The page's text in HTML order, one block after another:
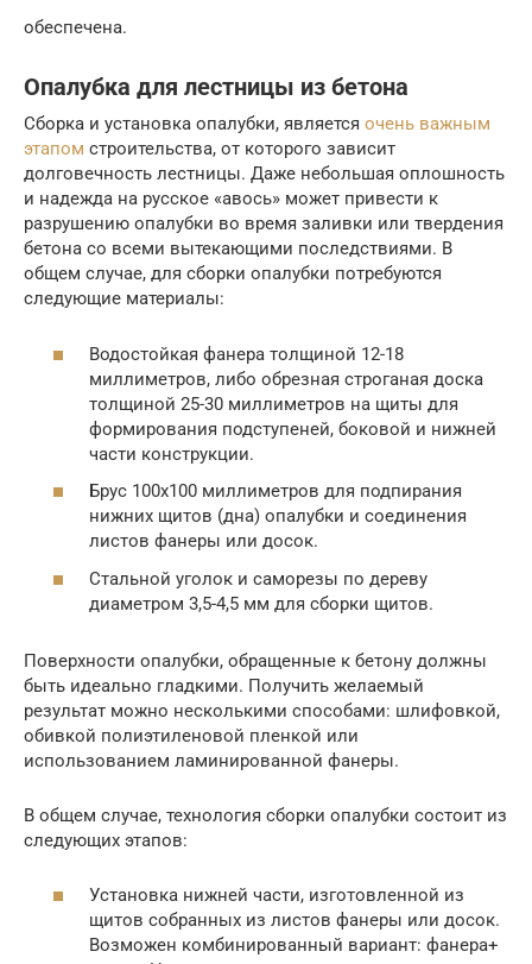
обеспечена.
Опалубка для лестницы из бетона
Сборка и установка опалубки, является очень важным
этапом строительства, от которого зависит
долговечность лестницы. Даже небольшая оплошность
и надежда на русское «авось» может привести к
разрушению опалубки во время заливки или твердения
бетона со всеми вытекающими последствиями. В
общем случае, для сборки опалубки потребуются
следующие материалы:
Водостойкая фанера толщиной 12-18
миллиметров, либо обрезная строганая доска
толщиной 25-30 миллиметров на щиты для
формирования подступеней, боковой и нижней
части конструкции.
Брус 100х100 миллиметров для подпирания
нижних щитов (дна) опалубки и соединения
листов фанеры или досок.
Стальной уголок и саморезы по дереву
диаметром 3,5-4,5 мм для сборки щитов.
Поверхности опалубки, обращенные к бетону должны
быть идеально гладкими. Получить желаемый
результат можно несколькими способами: шлифовкой,
обивкой полиэтиленовой пленкой или
использованием ламинированной фанеры.
В общем случае, технология сборки опалубки состоит из
следующих этапов:
Установка нижней части, изготовленной из
щитов собранных из листов фанеры или досок.
Возможен комбинированный вариант: фанера+